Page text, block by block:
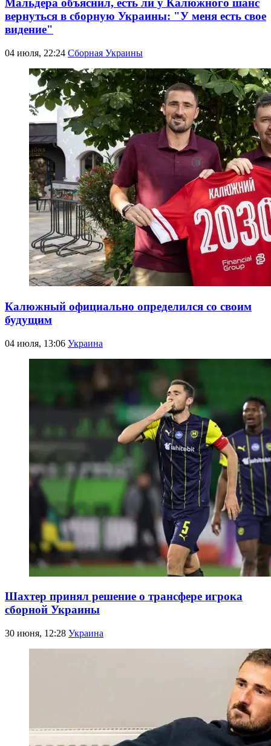
Мальдера объяснил, есть ли у Калюжного шанс
вернуться в сборную Украины: "У меня есть свое
видение"
04 июля, 22:24 Сборная Украины
Калюжный официально определился со своим
будущим
04 июля, 13:06 Украина
Шахтер принял решение о трансфере игрока
сборной Украины
30 июня, 12:28 Украина